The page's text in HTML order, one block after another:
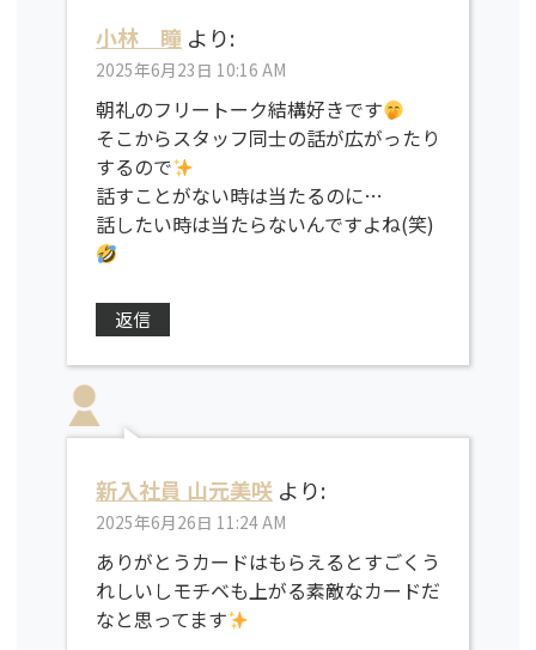
小林 瞳 より:
2025年6月23日 10:16 AM
朝礼のフリートーク結構好きです
そこからスタッフ同士の話が広がったり
するので
話すことがない時は当たるのに…
話したい時は当たらないんですよね(笑)
返信
新入社員 山元美咲 より:
2025年6月26日 11:24 AM
ありがとうカードはもらえるとすごくう
れしいしモチベも上がる素敵なカードだ
なと思ってます